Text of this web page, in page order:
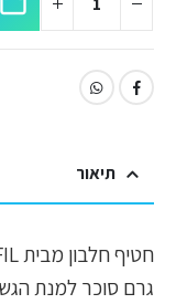
תיאור
גרם סוכר למנת הגשה ו9 ויטמינים